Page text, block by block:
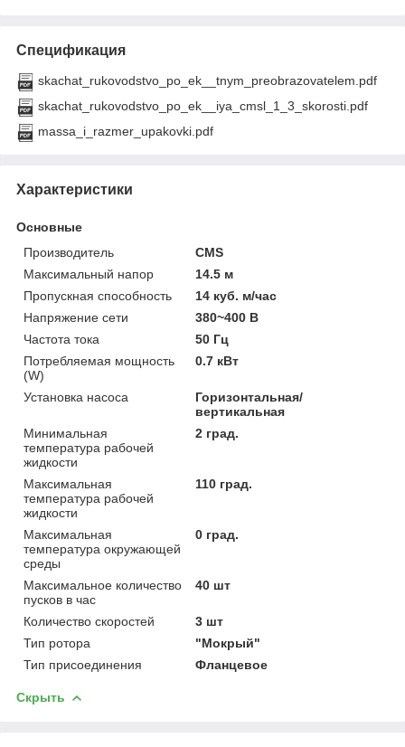
Спецификация
skachat_rukovodstvo_po_ek__tnym_preobrazovatelem.pdf
skachat_rukovodstvo_po_ek__iya_cmsl_1_3_skorosti.pdf
massa_i_razmer_upakovki.pdf
Характеристики
Основные
Производитель
CMS
Максимальный напор
14.5 м
Пропускная способность
14 куб. м/час
Напряжение сети
380~400 В
Частота тока
50 Гц
Потребляемая мощность
(W)
0.7 кВт
Установка насоса
Горизонтальная/
вертикальная
Минимальная
температура рабочей
жидкости
2 град.
Максимальная
температура рабочей
жидкости
110 град.
Максимальная
температура окружающей
среды
0 град.
Максимальное количество
пусков в час
40 шт
Количество скоростей
3 шт
Тип ротора
"Мокрый"
Тип присоединения
Фланцевое
Скрыть